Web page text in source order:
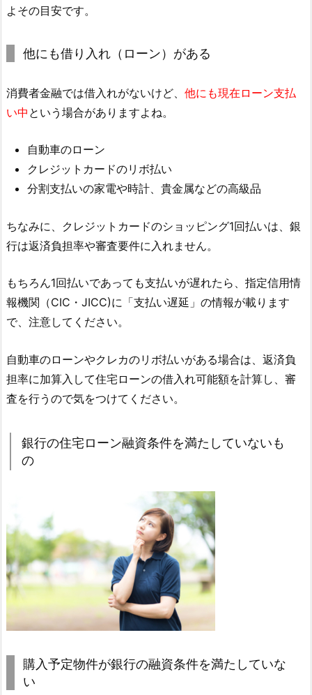
よその目安です。
他にも借り入れ（ローン）がある
消費者金融では借入れがないけど、 他にも現在ローン支払
い中 という場合がありますよね。
自動車のローン
クレジットカードのリボ払い
分割支払いの家電や時計、貴金属などの高級品
ちなみに、クレジットカードのショッピング1回払いは、銀
行は返済負担率や審査要件に入れません。
もちろん1回払いであっても支払いが遅れたら、指定信用情
報機関（CIC・JICC)に「支払い遅延」の情報が載ります
で、注意してください。
自動車のローンやクレカのリボ払いがある場合は、返済負
担率に加算入して住宅ローンの借入れ可能額を計算し、審
査を行うので気をつけてください。
銀行の住宅ローン融資条件を満たしていないも
の
購入予定物件が銀行の融資条件を満たしていな
い